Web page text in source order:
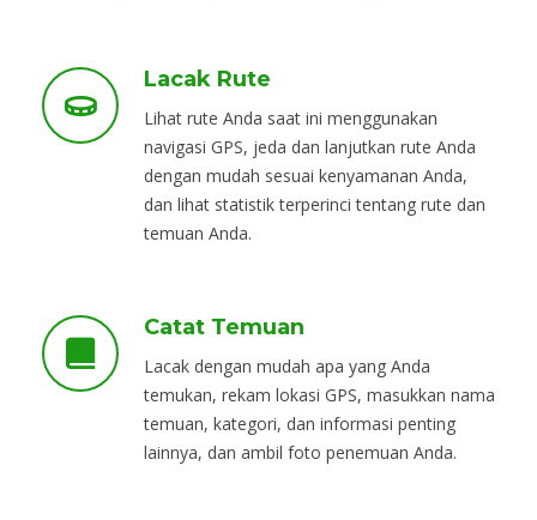
Lacak Rute
Lihat rute Anda saat ini menggunakan
navigasi GPS, jeda dan lanjutkan rute Anda
dengan mudah sesuai kenyamanan Anda,
dan lihat statistik terperinci tentang rute dan
temuan Anda.
Catat Temuan
Lacak dengan mudah apa yang Anda
temukan, rekam lokasi GPS, masukkan nama
temuan, kategori, dan informasi penting
lainnya, dan ambil foto penemuan Anda.